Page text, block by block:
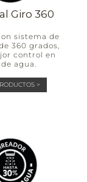
Giro 360
sistema de
360 grados,
control en
agua.
>